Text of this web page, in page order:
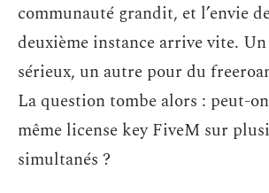
communauté grandit, et l’envie
deuxième instance arrive vite.
sérieux, un autre pour du
La question tombe alors : peut-
même license key FiveM sur
simultanés ?